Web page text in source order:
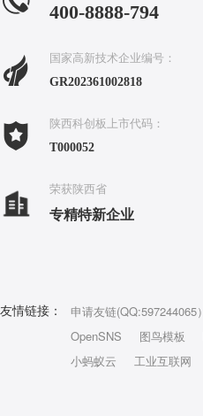
400-8888-794
国家高新技术企业编号：
GR202361002818
陕西科创板上市代码：
T000052
荣获陕西省
专精特新企业
友情链接： 申请友链(QQ:597244065）
OpenSNS
图鸟模板
小蚂蚁云
工业互联网